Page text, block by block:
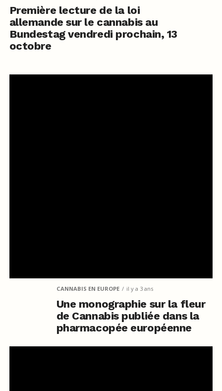
Première lecture de la loi
allemande sur le cannabis au
Bundestag vendredi prochain, 13
octobre
CANNABIS EN EUROPE il y a 3 ans
Une monographie sur la fleur
de Cannabis publiée dans la
pharmacopée européenne